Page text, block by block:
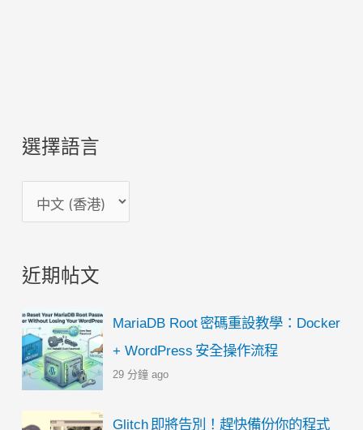
選擇語言
擇
言
近期帖文
MariaDB Root 密碼重設教學：Docker
+ WordPress 安全操作流程
29 分鐘 ago
Glitch 即將告別！趕快備份你的程式